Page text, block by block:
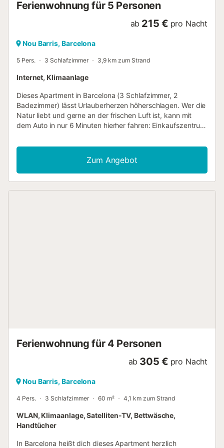
Ferienwohnung für 5 Personen
ab 215 € pro Nacht
Nou Barris, Barcelona
5 Pers. 3 Schlafzimmer 3,9 km zum Strand
Internet, Klimaanlage
Dieses Apartment in Barcelona (3 Schlafzimmer, 2
Badezimmer) lässt Urlauberherzen höherschlagen. Wer die
Natur liebt und gerne an der frischen Luft ist, kann mit
dem Auto in nur 6 Minuten hierher fahren: Einkaufszentrum
befindet sich Folgendes: Passeig de Gràcia. Setz dich
hinters Steuer und unternimm ganz entspannt Ausflüge zu
nahe gelegenen Sehenswürdigkeiten wie Sagrada Familia
(5 Autominuten) oder Park Güell (7 Autominuten). Lerne
Zum Angebot
Ferienwohnung für 4 Personen
ab 305 € pro Nacht
Nou Barris, Barcelona
4 Pers. 3 Schlafzimmer 60 m² 4,1 km zum Strand
WLAN, Klimaanlage, Satelliten-TV, Bettwäsche,
Handtücher
In Barcelona heißt dich dieses Apartment herzlich